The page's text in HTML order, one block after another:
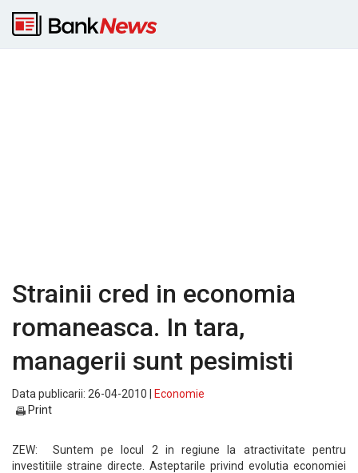
Strainii cred in economia
romaneasca. In tara,
managerii sunt pesimisti
Data publicarii: 26-04-2010 |
Economie
Print
ZEW: Suntem pe locul 2 in regiune la atractivitate pentru
investitiile straine directe. Asteptarile privind evolutia economiei